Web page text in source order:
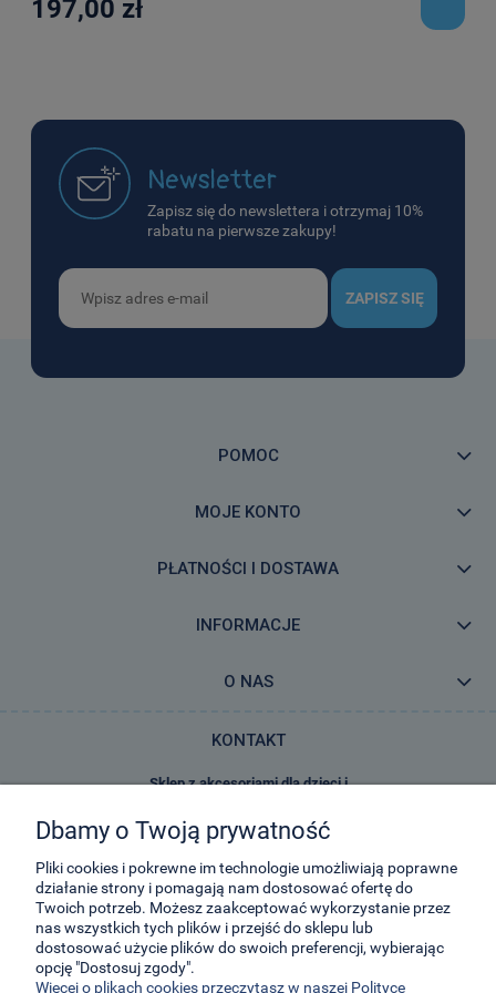
197,00 zł
Newsletter
Zapisz się do newslettera i otrzymaj 10%
rabatu na pierwsze zakupy!
ZAPISZ SIĘ
POMOC
MOJE KONTO
PŁATNOŚCI I DOSTAWA
INFORMACJE
O NAS
KONTAKT
Sklep z akcesoriami dla dzieci i
29-Listopada 8
32-050 Skawina
kontakt@e-kidsplanet.com
+48 666-414-390
+48 666-414-383
Dbamy o Twoją prywatność
Pliki cookies i pokrewne im technologie umożliwiają poprawne
działanie strony i pomagają nam dostosować ofertę do
Twoich potrzeb. Możesz zaakceptować wykorzystanie przez
nas wszystkich tych plików i przejść do sklepu lub
dostosować użycie plików do swoich preferencji, wybierając
opcję "Dostosuj zgody".
Więcej o plikach cookies przeczytasz w naszej Polityce